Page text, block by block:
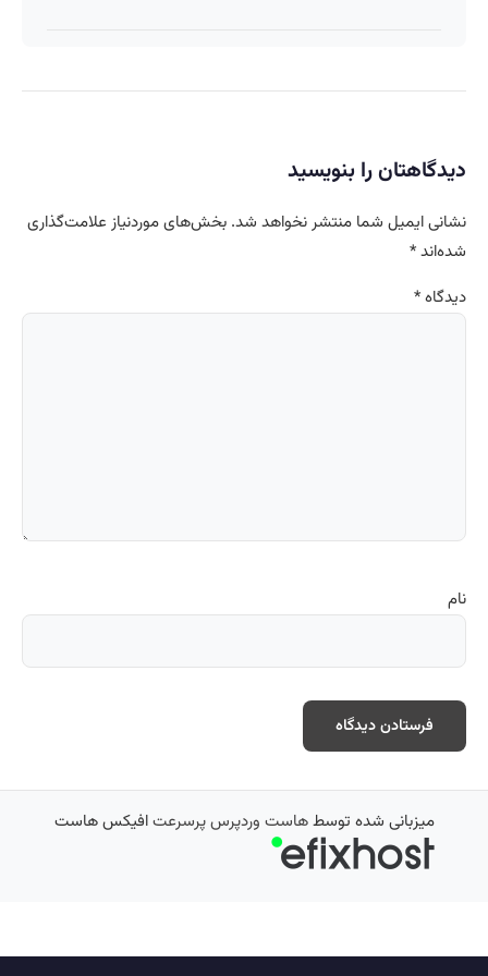
دیدگاهتان را بنویسید
نشانی ایمیل شما منتشر نخواهد شد. بخش‌های موردنیاز علامت‌گذاری
شده‌اند*
دیدگاه*
نام
میزبانی شده توسطهاست وردپرس پرسرعتافیکس هاست